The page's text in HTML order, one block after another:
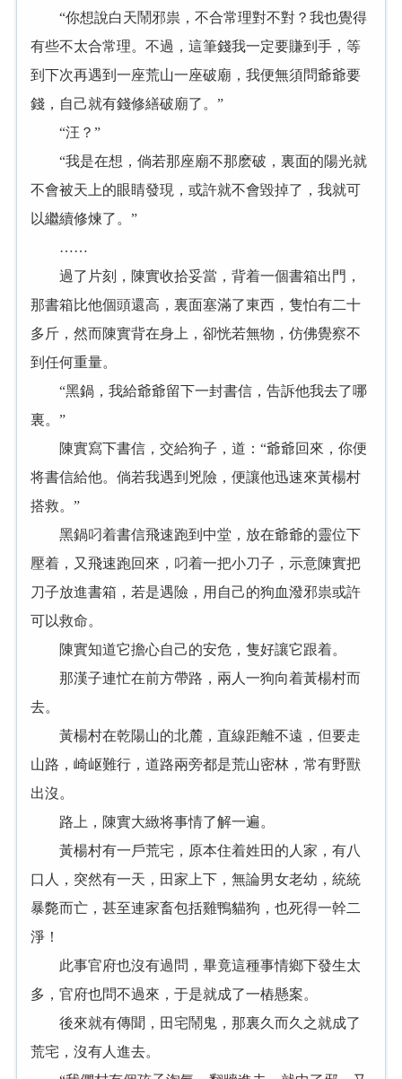
“你想說白天鬧邪祟，不合常理對不對？我也覺得
有些不太合常理。不過，這筆錢我一定要賺到手，等
到下次再遇到一座荒山一座破廟，我便無須問爺爺要
錢，自己就有錢修繕破廟了。”
“汪？”
“我是在想，倘若那座廟不那麽破，裏面的陽光就
不會被天上的眼睛發現，或許就不會毀掉了，我就可
以繼續修煉了。”
……
過了片刻，陳實收拾妥當，背着一個書箱出門，
那書箱比他個頭還高，裏面塞滿了東西，隻怕有二十
多斤，然而陳實背在身上，卻恍若無物，仿佛覺察不
到任何重量。
“黑鍋，我給爺爺留下一封書信，告訴他我去了哪
裏。”
陳實寫下書信，交給狗子，道：“爺爺回來，你便
将書信給他。倘若我遇到兇險，便讓他迅速來黃楊村
搭救。”
黑鍋叼着書信飛速跑到中堂，放在爺爺的靈位下
壓着，又飛速跑回來，叼着一把小刀子，示意陳實把
刀子放進書箱，若是遇險，用自己的狗血潑邪祟或許
可以救命。
陳實知道它擔心自己的安危，隻好讓它跟着。
那漢子連忙在前方帶路，兩人一狗向着黃楊村而
去。
黃楊村在乾陽山的北麓，直線距離不遠，但要走
山路，崎岖難行，道路兩旁都是荒山密林，常有野獸
出沒。
路上，陳實大緻将事情了解一遍。
黃楊村有一戶荒宅，原本住着姓田的人家，有八
口人，突然有一天，田家上下，無論男女老幼，統統
暴斃而亡，甚至連家畜包括雞鴨貓狗，也死得一幹二
淨！
此事官府也沒有過問，畢竟這種事情鄉下發生太
多，官府也問不過來，于是就成了一樁懸案。
後來就有傳聞，田宅鬧鬼，那裏久而久之就成了
荒宅，沒有人進去。